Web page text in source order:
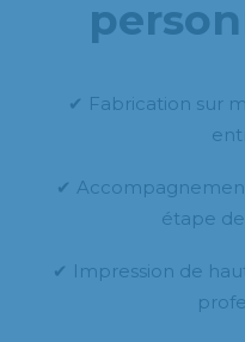
✔ Fabrication sur
✔
étape
✔ Impression de